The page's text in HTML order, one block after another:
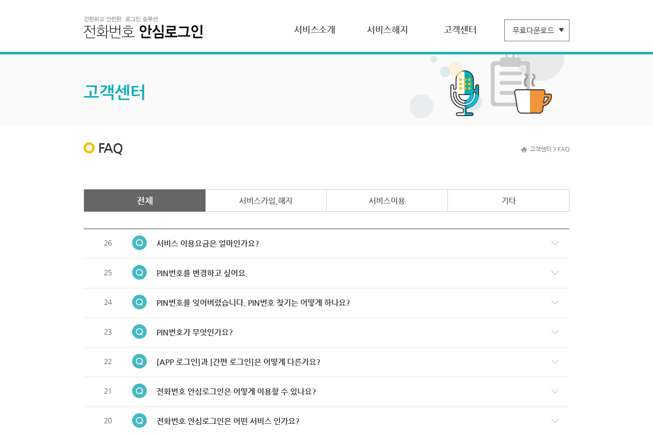
서비스소개 서비스해지 고객센터
고객센터
FAQ 고객센터 > FAQ
전체 서비스가입,해지 서비스이용 기타
26 서비스 이용요금은 얼마인가요?
25 PIN번호를 변경하고 싶어요.
24 PIN번호를 잊어버렸습니다. PIN번호 찾기는 어떻게 하나요?
23 PIN번호가 무엇인가요?
22 [APP 로그인]과 [간편 로그인]은 어떻게 다른가요?
21 전화번호 안심로그인은 어떻게 이용할 수 있나요?
20 전화번호 안심로그인은 어떤 서비스 인가요?